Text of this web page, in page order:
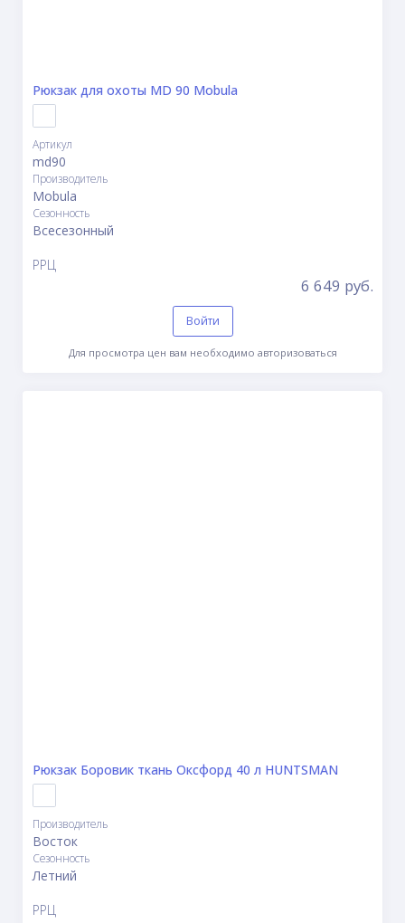
Рюкзак для охоты MD 90 Mobula
Артикул
md90
Производитель
Mobula
Сезонность
Всесезонный
РРЦ
6 649 руб.
Войти
Для просмотра цен вам необходимо авторизоваться
Рюкзак Боровик ткань Оксфорд 40 л HUNTSMAN
Производитель
Восток
Сезонность
Летний
РРЦ